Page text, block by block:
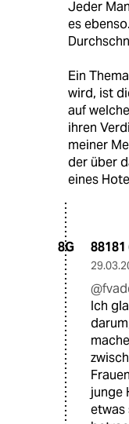
Jeder
es
Ein
wird, ist
auf
ihren
meiner
der über
eines
8G
Ich
junge
etwas